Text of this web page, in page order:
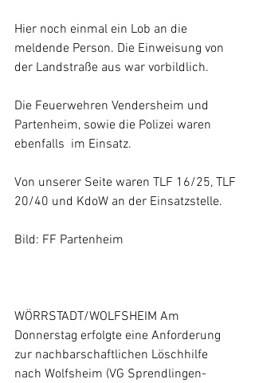
Hier noch einmal ein Lob an die
meldende Person. Die Einweisung von
der Landstraße aus war vorbildlich.
Die Feuerwehren Vendersheim und
Partenheim, sowie die Polizei waren
ebenfalls  im Einsatz.
Von unserer Seite waren TLF 16/25, TLF
20/40 und KdoW an der Einsatzstelle.
Bild: FF Partenheim
WÖRRSTADT/WOLFSHEIM Am
Donnerstag erfolgte eine Anforderung
zur nachbarschaftlichen Löschhilfe
nach Wolfsheim (VG Sprendlingen-